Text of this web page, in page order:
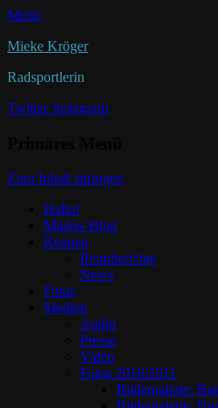
Menü
Mieke Kröger
Radsportlerin
Twitter Instagram
Zum Inhalt springen
Hallo!
Miekes Blog
Rennen
Rennberichte
News
Fotos
Medien
Audio
Presse
Video
Fotos 2010/2011
Bildergalerie: